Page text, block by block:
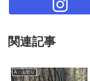
関連記事
A・山登り